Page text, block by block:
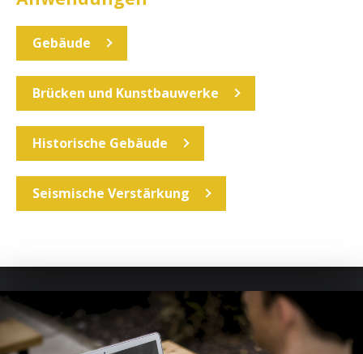
Gebäude
Brücken und Kunstbauwerke
Historische Gebäude
Seismische Verstärkung